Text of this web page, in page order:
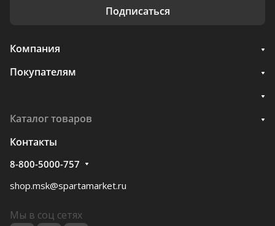
Подписаться
Компания
Покупателям
Каталог товаров
Контакты
8-800-5000-757
shop.msk@spartamarket.ru
Мы в соц сетях